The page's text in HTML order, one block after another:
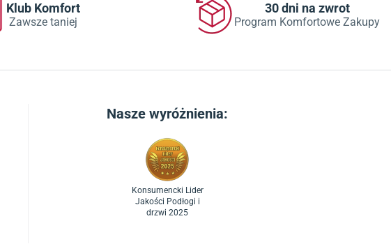
Klub Komfort
Zawsze taniej
30 dni na zwrot
Program Komfortowe Zakupy
Nasze wyróżnienia:
Konsumencki Lider
Jakości Podłogi i
drzwi 2025